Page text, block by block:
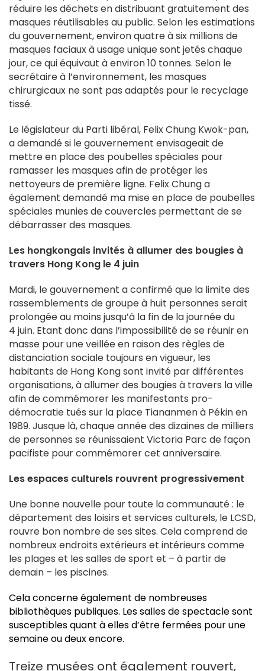
réduire les déchets en distribuant gratuitement des
masques réutilisables au public. Selon les estimations
du gouvernement, environ quatre à six millions de
masques faciaux à usage unique sont jetés chaque
jour, ce qui équivaut à environ 10 tonnes. Selon le
secrétaire à l’environnement, les masques
chirurgicaux ne sont pas adaptés pour le recyclage
tissé.
Le législateur du Parti libéral, Felix Chung Kwok-pan,
a demandé si le gouvernement envisageait de
mettre en place des poubelles spéciales pour
ramasser les masques afin de protéger les
nettoyeurs de première ligne. Felix Chung a
également demandé ma mise en place de poubelles
spéciales munies de couvercles permettant de se
débarrasser des masques.
Les hongkongais invités à allumer des bougies à
travers Hong Kong le 4 juin
Mardi, le gouvernement a confirmé que la limite des
rassemblements de groupe à huit personnes serait
prolongée au moins jusqu’à la fin de la journée du
4 juin. Etant donc dans l’impossibilité de se réunir en
masse pour une veillée en raison des règles de
distanciation sociale toujours en vigueur, les
habitants de Hong Kong sont invité par différentes
organisations, à allumer des bougies à travers la ville
afin de commémorer les manifestants pro-
démocratie tués sur la place Tiananmen à Pékin en
1989. Jusque là, chaque année des dizaines de milliers
de personnes se réunissaient Victoria Parc de façon
pacifiste pour commémorer cet anniversaire.
Les espaces culturels rouvrent progressivement
Une bonne nouvelle pour toute la communauté : le
département des loisirs et services culturels, le LCSD,
rouvre bon nombre de ses sites. Cela comprend de
nombreux endroits extérieurs et intérieurs comme
les plages et les salles de sport et – à partir de
demain – les piscines.
Cela concerne également de nombreuses
bibliothèques publiques. Les salles de spectacle sont
susceptibles quant à elles d’être fermées pour une
semaine ou deux encore.
Treize musées ont également rouvert,